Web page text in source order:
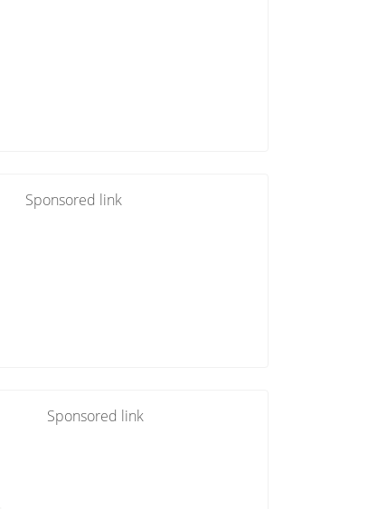
Sponsored link
Sponsored link